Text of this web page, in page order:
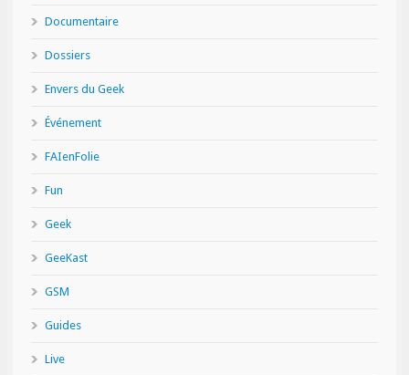
Documentaire
Dossiers
Envers du Geek
Événement
FAIenFolie
Fun
Geek
GeeKast
GSM
Guides
Live